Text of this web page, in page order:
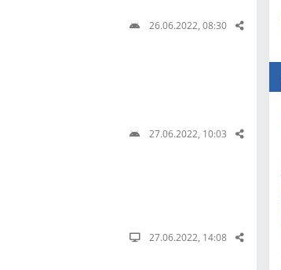
26.06.2022, 08:30
27.06.2022, 10:03
27.06.2022, 14:08